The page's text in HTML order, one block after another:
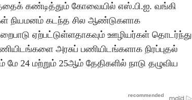
கண்டித்தும் கோவையில் எஸ்.பி.ஐ. வங்கி
நியமனம் கடந்த சில ஆண்டுகளாக
ஏற்பட்டுள்ளதாகவும் ஊழியர்கள் தொடர்ந்து
அரசுப் பணியிடங்களாக நிரப்புதல்
24 மற்றும் 25ஆம் தேதிகளில் நாடு தழுவிய